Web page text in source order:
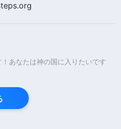
あなたは神の国に入りたいです